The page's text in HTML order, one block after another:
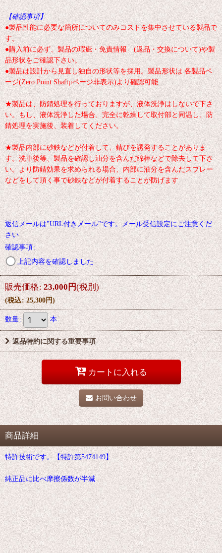
【確認事項】
●製品性能に必要な箇所についてのみコストを集中させている製品で
す。
●購入前に必ず、製品の瑕疵・免責情報 (返品・交換について)や製
品形状をご確認下さい。
●製品は設計から見直し独自の形状等を採用。製品形状は 各製品ペ
ージ(Zero Point Shaftμページ非表示)より確認可能
★製品は、防錆処理を行っておりますが、液体洗浄はしないで下さ
い。もし、液体洗浄した場合、完全に乾燥して取付部と同温し、防
錆処理を実施後、装着してください。
★製品内部に砂鉄などが付着して、錆びを誘発することがありま
す。洗車後等、製品を確認し油分を含んだ綿棒などで除去して下さ
い。より防錆効果を求められる場合、内部に油分を含んだスプレー
などをして頂く事で砂鉄などが付着することが防げます
返信メールは"URL付きメール"です。メール受信設定にご注意くだ
さい
確認事項:
上記内容を確認しました
販売価格: 23,000円(税別)
(税込: 25,300円)
数量: 本
返品特約に関する重要事項
カートに入れる
お問い合わせ
商品詳細
特許技術です。【特許第5474149】
純正品に比べ摩擦係数が半減